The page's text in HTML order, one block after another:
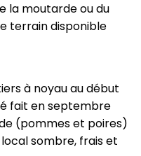
la moutarde ou du
terrain disponible
à noyau au début
fait en septembre
(pommes et poires)
sombre, frais et